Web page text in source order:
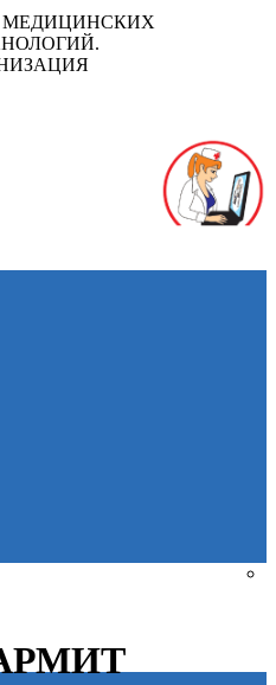
МЕДИЦИНСКИХ
АРМИТ